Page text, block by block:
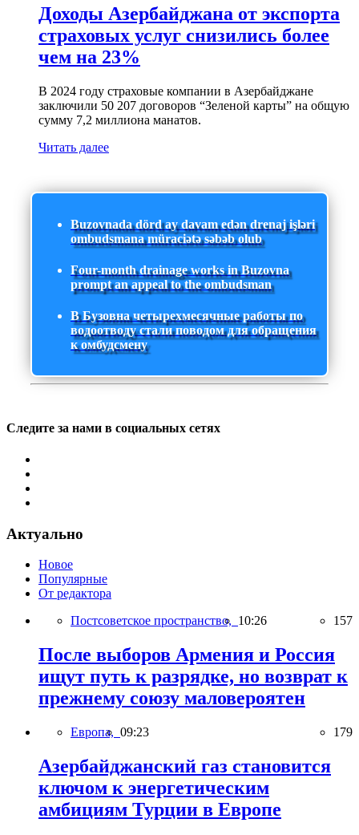
Доходы Азербайджана от экспорта
страховых услуг снизились более
чем на 23%
В 2024 году страховые компании в Азербайджане
заключили 50 207 договоров “Зеленой карты” на общую
сумму 7,2 миллиона манатов.
Читать далее
Buzovnada dörd ay davam edən drenaj işləri
ombudsmana müraciətə səbəb olub
Four-month drainage works in Buzovna
prompt an appeal to the ombudsman
В Бузовна четырехмесячные работы по
водоотводу стали поводом для обращения
к омбудсмену
Следите за нами в социальных сетях
Актуально
Новое
Популярные
От редактора
Постсоветское пространство, 10:26 157
После выборов Армения и Россия
ищут путь к разрядке, но возврат к
прежнему союзу маловероятен
Европа, 09:23 179
Азербайджанский газ становится
ключом к энергетическим
амбициям Турции в Европе